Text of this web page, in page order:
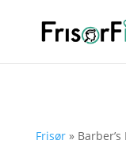
Frisør» Barber’s